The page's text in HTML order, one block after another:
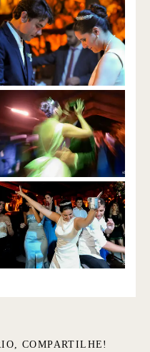
COMPARTILHE!